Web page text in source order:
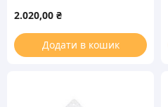
2.020,00 ₴
Додати в кошик